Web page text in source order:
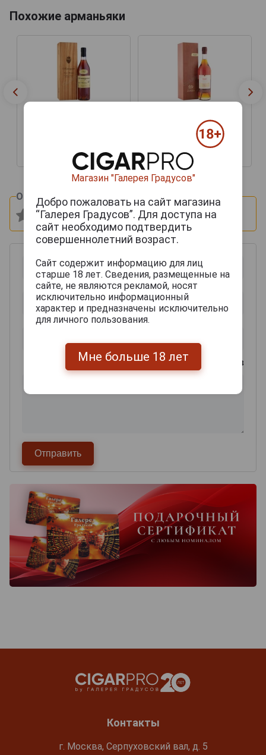
Похожие арманьяки
174 853 руб.
Legrand 1940 years
Арманьяк Барон Г.
Легран 1940 года
97 599 руб.
Оцените и напишите отзыв:
0из 2000 знаков
Контакты
г. Москва, Серпуховский вал, д. 5
Магазин "Галерея Градусов"
Добро пожаловать на сайт магазина
“Галерея Градусов”. Для доступа на
сайт необходимо подтвердить
совершеннолетний возраст.
Сайт содержит информацию для лиц
старше 18 лет. Сведения, размещенные на
сайте, не являются рекламой, носят
исключительно информационный
характер и предназначены исключительно
для личного пользования.
Мне больше 18 лет